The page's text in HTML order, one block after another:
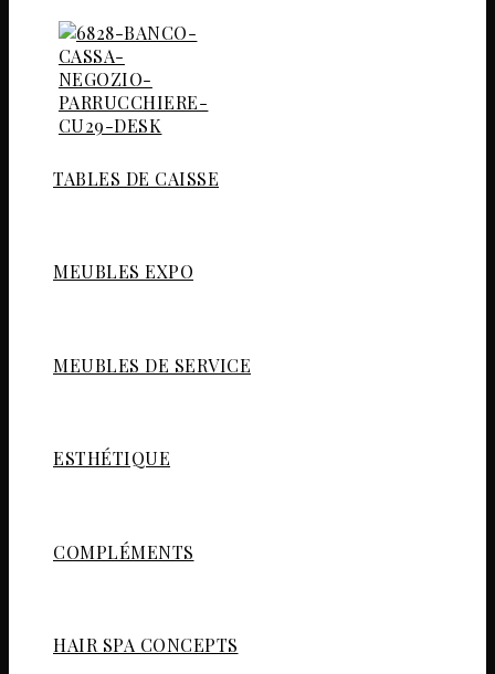
TABLES DE CAISSE
MEUBLES EXPO
MEUBLES DE SERVICE
ESTHÉTIQUE
COMPLÉMENTS
HAIR SPA CONCEPTS